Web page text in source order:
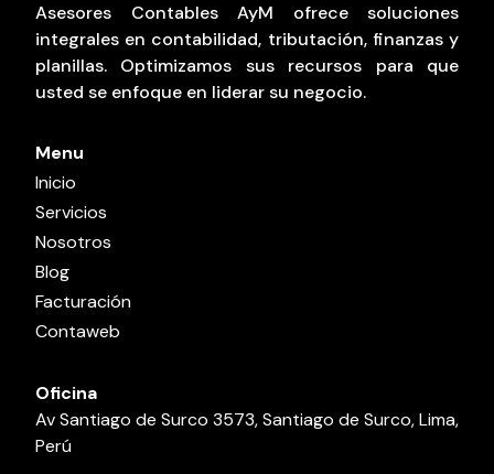
Asesores Contables AyM ofrece soluciones
integrales en contabilidad, tributación, finanzas y
planillas. Optimizamos sus recursos para que
usted se enfoque en liderar su negocio.
Menu
Inicio
Servicios
Nosotros
Blog
Facturación
Contaweb
Oficina
Av Santiago de Surco 3573, Santiago de Surco, Lima,
Perú